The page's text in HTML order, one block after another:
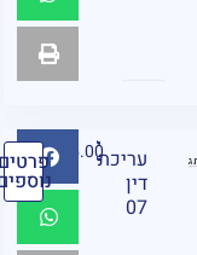
עריכת
דין
07
₪ 95.00 פרטים
נוספים